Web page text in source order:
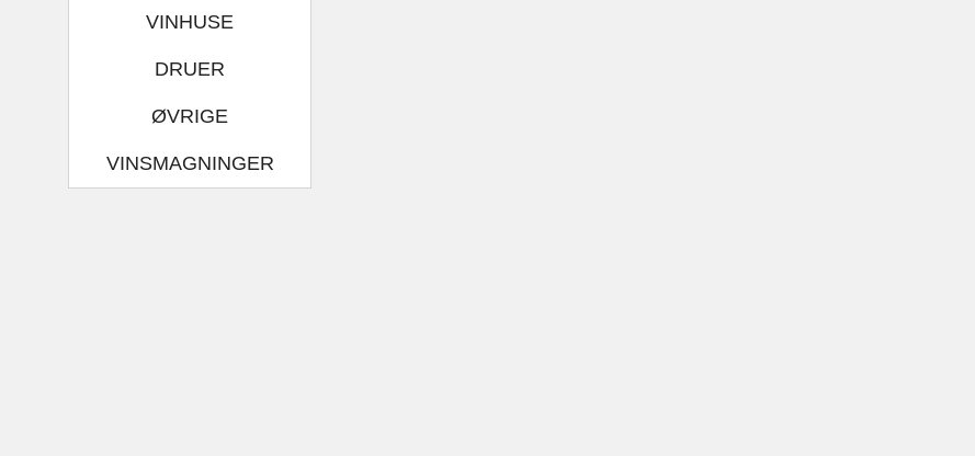
VINHUSE
DRUER
ØVRIGE
VINSMAGNINGER